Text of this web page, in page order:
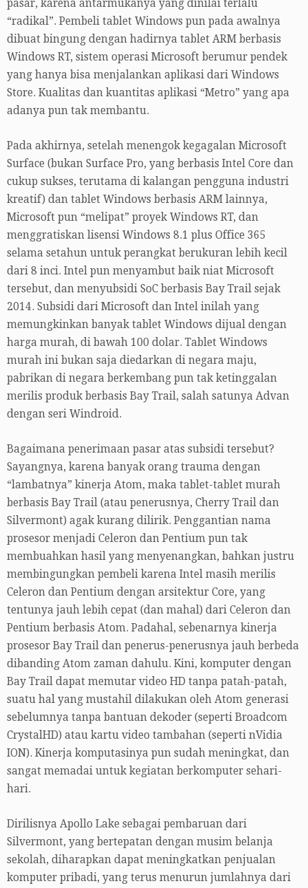
pasar, karena antarmukanya yang dinilai terlalu
“radikal”. Pembeli tablet Windows pun pada awalnya
dibuat bingung dengan hadirnya tablet ARM berbasis
Windows RT, sistem operasi Microsoft berumur pendek
yang hanya bisa menjalankan aplikasi dari Windows
Store. Kualitas dan kuantitas aplikasi “Metro” yang apa
adanya pun tak membantu.
Pada akhirnya, setelah menengok kegagalan Microsoft
Surface (bukan Surface Pro, yang berbasis Intel Core dan
cukup sukses, terutama di kalangan pengguna industri
kreatif) dan tablet Windows berbasis ARM lainnya,
Microsoft pun “melipat” proyek Windows RT, dan
menggratiskan lisensi Windows 8.1 plus Office 365
selama setahun untuk perangkat berukuran lebih kecil
dari 8 inci. Intel pun menyambut baik niat Microsoft
tersebut, dan menyubsidi SoC berbasis Bay Trail sejak
2014. Subsidi dari Microsoft dan Intel inilah yang
memungkinkan banyak tablet Windows dijual dengan
harga murah, di bawah 100 dolar. Tablet Windows
murah ini bukan saja diedarkan di negara maju,
pabrikan di negara berkembang pun tak ketinggalan
merilis produk berbasis Bay Trail, salah satunya Advan
dengan seri Windroid.
Bagaimana penerimaan pasar atas subsidi tersebut?
Sayangnya, karena banyak orang trauma dengan
“lambatnya” kinerja Atom, maka tablet-tablet murah
berbasis Bay Trail (atau penerusnya, Cherry Trail dan
Silvermont) agak kurang dilirik. Penggantian nama
prosesor menjadi Celeron dan Pentium pun tak
membuahkan hasil yang menyenangkan, bahkan justru
membingungkan pembeli karena Intel masih merilis
Celeron dan Pentium dengan arsitektur Core, yang
tentunya jauh lebih cepat (dan mahal) dari Celeron dan
Pentium berbasis Atom. Padahal, sebenarnya kinerja
prosesor Bay Trail dan penerus-penerusnya jauh berbeda
dibanding Atom zaman dahulu. Kini, komputer dengan
Bay Trail dapat memutar video HD tanpa patah-patah,
suatu hal yang mustahil dilakukan oleh Atom generasi
sebelumnya tanpa bantuan dekoder (seperti Broadcom
CrystalHD) atau kartu video tambahan (seperti nVidia
ION). Kinerja komputasinya pun sudah meningkat, dan
sangat memadai untuk kegiatan berkomputer sehari-
hari.
Dirilisnya Apollo Lake sebagai pembaruan dari
Silvermont, yang bertepatan dengan musim belanja
sekolah, diharapkan dapat meningkatkan penjualan
komputer pribadi, yang terus menurun jumlahnya dari